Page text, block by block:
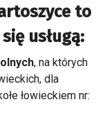
to
usługą:
, na których
dla
łowieckiem nr: